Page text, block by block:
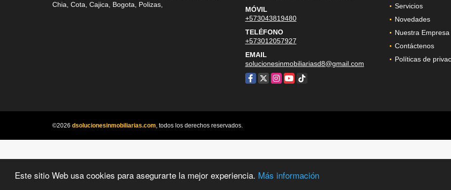
Este sitio Web usa cookies para asegurarte la mejor experiencia. Más información
Chia, Cota, Cajica, Bogota, Polizas,
MÓVIL
+573043819480
TELÉFONO
+573012057927
EMAIL
solucionesinmobiliariasd8@gmail.com
Facebook
X Instagram
YouTube
TikTok
Servicios
Novedades
Nuestra Empresa
Contáctenos
Políticas de
©2026 dsolucionesinmobiliarias.com, todos los derechos reservados.